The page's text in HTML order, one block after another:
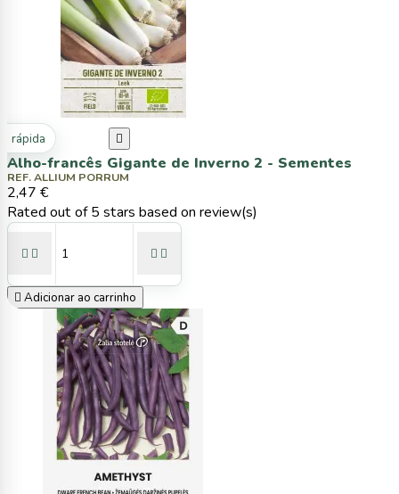
rápida 
Alho-francês Gigante de Inverno 2 - Sementes
REF. ALLIUM PORRUM
2,47 €
Rated out of 5 stars based on review(s)
   
 Adicionar ao carrinho